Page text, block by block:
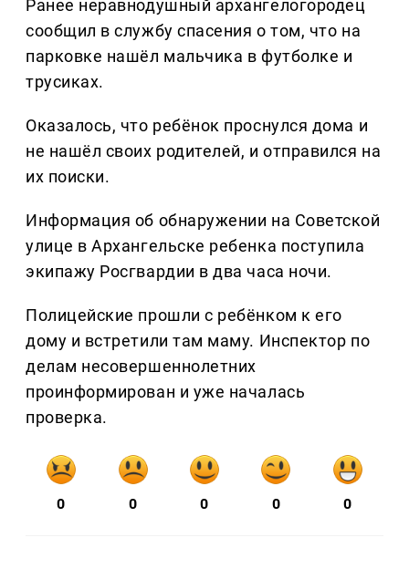
Ранее неравнодушный архангелогородец
сообщил в службу спасения о том, что на
парковке нашёл мальчика в футболке и
трусиках.
Оказалось, что ребёнок проснулся дома и
не нашёл своих родителей, и отправился на
их поиски.
Информация об обнаружении на Советской
улице в Архангельске ребенка поступила
экипажу Росгвардии в два часа ночи.
Полицейские прошли с ребёнком к его
дому и встретили там маму. Инспектор по
делам несовершеннолетних
проинформирован и уже началась
проверка.
0 0 0 0 0